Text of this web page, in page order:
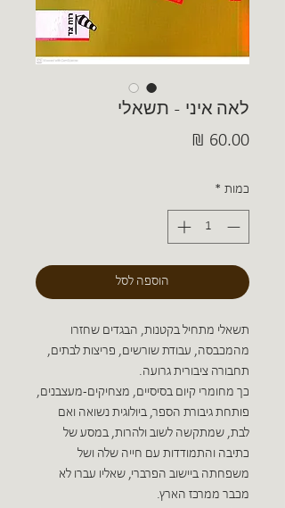
לאה איני - תשאלי
כמות *
הוספה לסל
תשאלי מתחיל בקטנות, הבגדים שחזרו
מהמכבסה, עבודת שורשים, פריצות לבתים,
תחבורה ציבורית גרועה.
כך מחומרי קיום בסיסיים, מצחיקים-מעצבנים,
פותחת גיבורת הספר, ביולוגית נשואה ואם
לבת, שמתקשה לשוב ולהרות, במסע של
כתיבה והתמודדות עם חייה שלה ושל
משפחתה ביישוב הפרברי, שאליו עברו לא
מכבר ממרכז הארץ.